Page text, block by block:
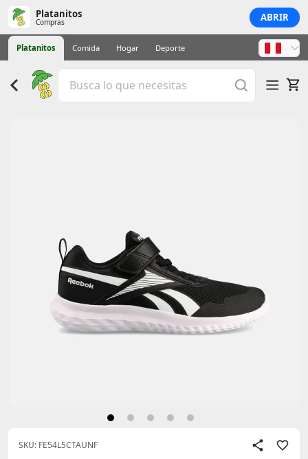
Platanitos
Compras ABRIR
Platanitos Comida Hogar Deporte
SKU: FE54L5CTAUNF